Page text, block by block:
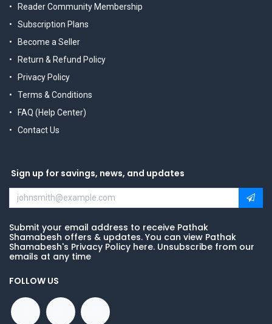
Reader Community Membership
Subscription Plans
Become a Seller
Return & Refund Policy
Privacy Policy
Terms & Conditions
FAQ (Help Center)
Contact Us
Sign up for savings, news, and updates
Submit your email address to receive Pathak
Shamabesh offers & updates. You can view Pathak
Shamabesh's Privacy Policy here. Unsubscribe from our
emails at any time
FOLLOW US